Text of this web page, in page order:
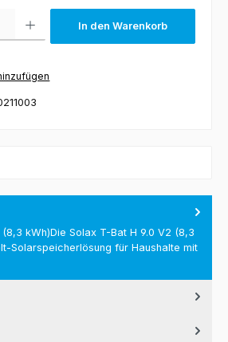
In den Warenkorb
kWh)Die Solax T-Bat H 9.0 V2 (8,3
Solarspeicherlösung für Haushalte mit